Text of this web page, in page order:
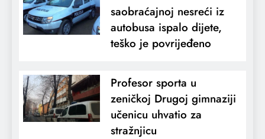
saobraćajnoj nesreći iz
autobusa ispalo dijete,
teško je povrijeđeno
Profesor sporta u
zeničkoj Drugoj gimnaziji
učenicu uhvatio za
stražnjicu